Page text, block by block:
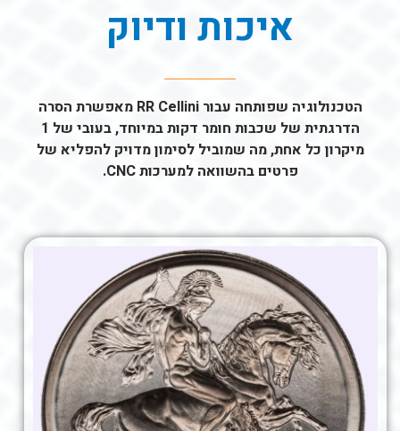
איכות ודיוק
הטכנולוגיה שפותחה עבור RR Cellini מאפשרת הסרה
הדרגתית של שכבות חומר דקות במיוחד, בעובי של 1
מיקרון כל אחת, מה שמוביל לסימון מדויק להפליא של
פרטים בהשוואה למערכות CNC.